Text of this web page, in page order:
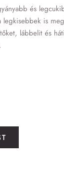
és
is
lábbelit és